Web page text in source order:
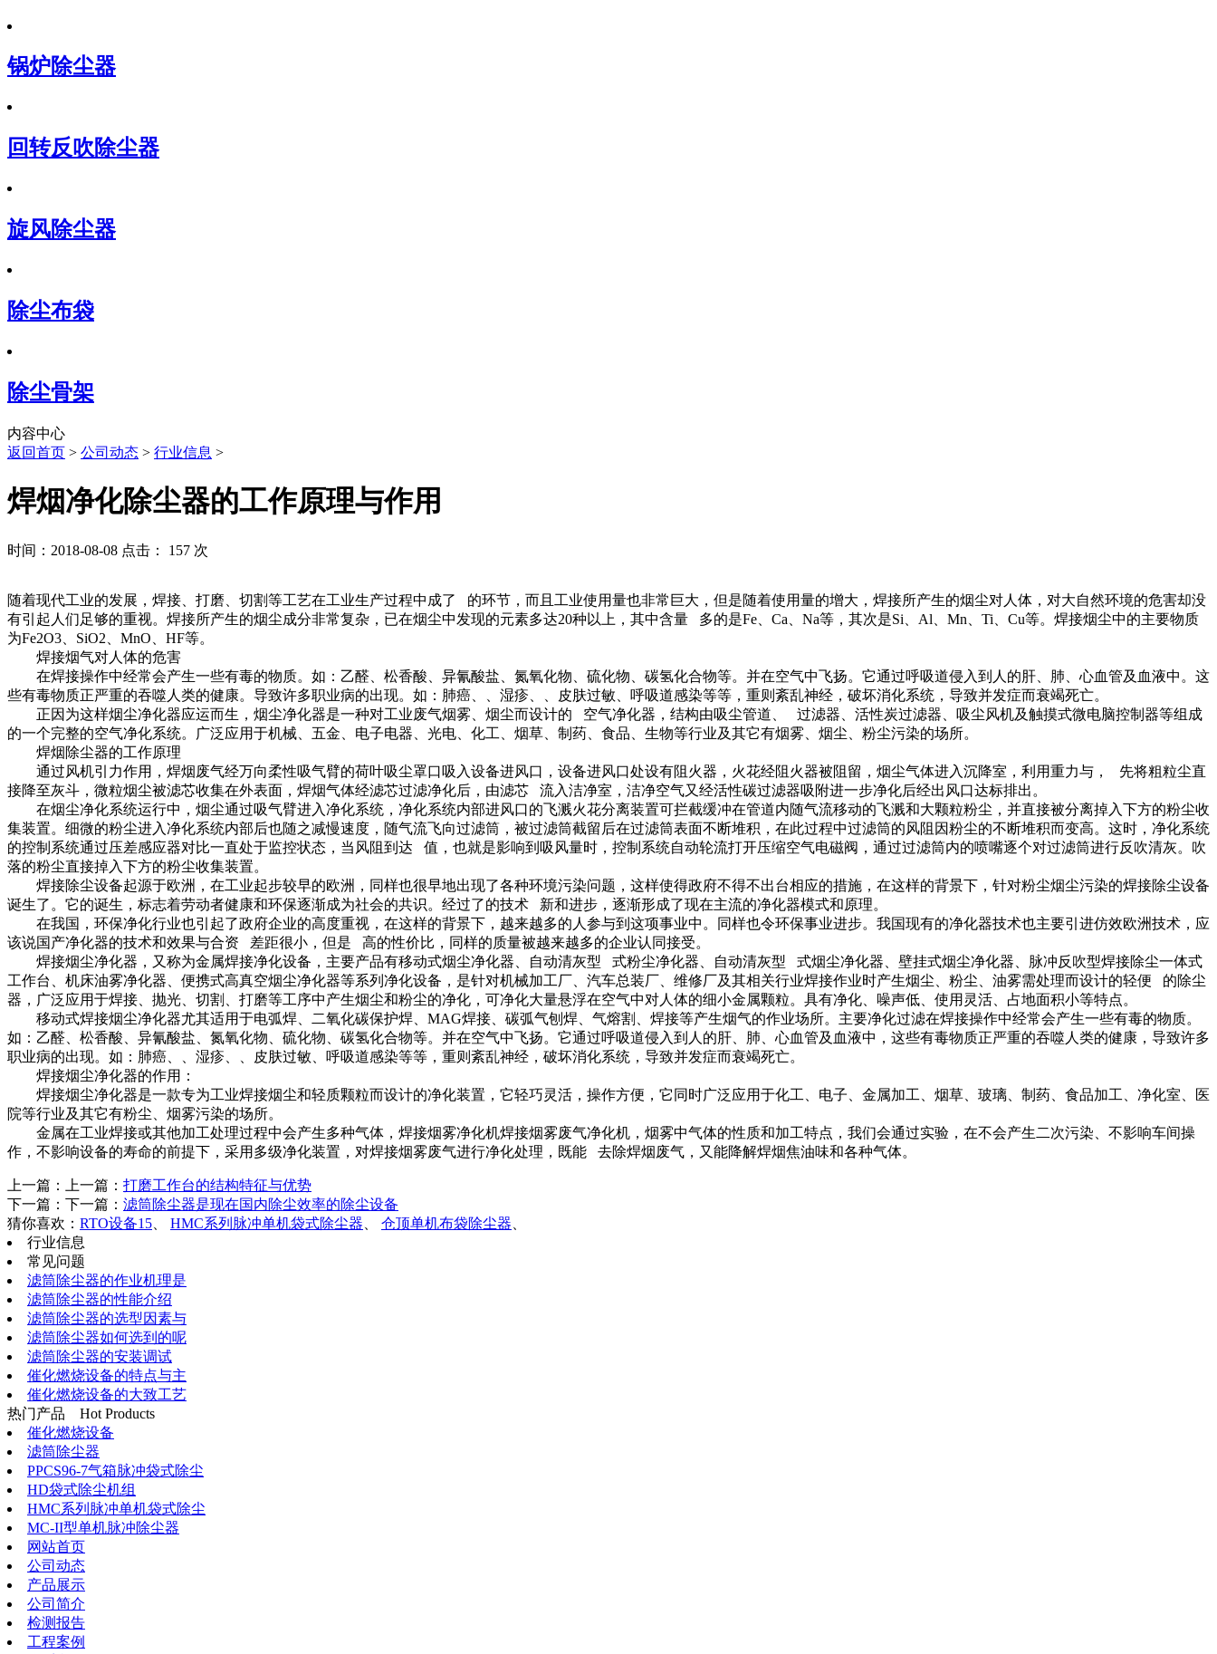
锅炉除尘器
回转反吹除尘器
旋风除尘器
除尘布袋
除尘骨架
内容中心
返回首页 > 公司动态 > 行业信息 >
焊烟净化除尘器的工作原理与作用
时间：2018-08-08 点击： 157 次
随着现代工业的发展，焊接、打磨、切割等工艺在工业生产过程中成了 的环节，而且工业使用量也非常巨大，但是随着使用量的增大，焊接所产生的烟尘对人体，对大自然环境的危害却没
有引起人们足够的重视。焊接所产生的烟尘成分非常复杂，已在烟尘中发现的元素多达20种以上，其中含量 多的是Fe、Ca、Na等，其次是Si、Al、Mn、Ti、Cu等。焊接烟尘中的主要物质
为Fe2O3、SiO2、MnO、HF等。
焊接烟气对人体的危害
在焊接操作中经常会产生一些有毒的物质。如：乙醛、松香酸、异氰酸盐、氮氧化物、硫化物、碳氢化合物等。并在空气中飞扬。它通过呼吸道侵入到人的肝、肺、心血管及血液中。这
些有毒物质正严重的吞噬人类的健康。导致许多职业病的出现。如：肺癌、、湿疹、、皮肤过敏、呼吸道感染等等，重则紊乱神经，破坏消化系统，导致并发症而衰竭死亡。
正因为这样烟尘净化器应运而生，烟尘净化器是一种对工业废气烟雾、烟尘而设计的 空气净化器，结构由吸尘管道、 过滤器、活性炭过滤器、吸尘风机及触摸式微电脑控制器等组成
的一个完整的空气净化系统。广泛应用于机械、五金、电子电器、光电、化工、烟草、制药、食品、生物等行业及其它有烟雾、烟尘、粉尘污染的场所。
焊烟除尘器的工作原理
通过风机引力作用，焊烟废气经万向柔性吸气臂的荷叶吸尘罩口吸入设备进风口，设备进风口处设有阻火器，火花经阻火器被阻留，烟尘气体进入沉降室，利用重力与， 先将粗粒尘直
接降至灰斗，微粒烟尘被滤芯收集在外表面，焊烟气体经滤芯过滤净化后，由滤芯 流入洁净室，洁净空气又经活性碳过滤器吸附进一步净化后经出风口达标排出。
在烟尘净化系统运行中，烟尘通过吸气臂进入净化系统，净化系统内部进风口的飞溅火花分离装置可拦截缓冲在管道内随气流移动的飞溅和大颗粒粉尘，并直接被分离掉入下方的粉尘收
集装置。细微的粉尘进入净化系统内部后也随之减慢速度，随气流飞向过滤筒，被过滤筒截留后在过滤筒表面不断堆积，在此过程中过滤筒的风阻因粉尘的不断堆积而变高。这时，净化系统
的控制系统通过压差感应器对比一直处于监控状态，当风阻到达 值，也就是影响到吸风量时，控制系统自动轮流打开压缩空气电磁阀，通过过滤筒内的喷嘴逐个对过滤筒进行反吹清灰。吹
落的粉尘直接掉入下方的粉尘收集装置。
焊接除尘设备起源于欧洲，在工业起步较早的欧洲，同样也很早地出现了各种环境污染问题，这样使得政府不得不出台相应的措施，在这样的背景下，针对粉尘烟尘污染的焊接除尘设备
诞生了。它的诞生，标志着劳动者健康和环保逐渐成为社会的共识。经过了的技术 新和进步，逐渐形成了现在主流的净化器模式和原理。
在我国，环保净化行业也引起了政府企业的高度重视，在这样的背景下，越来越多的人参与到这项事业中。同样也令环保事业进步。我国现有的净化器技术也主要引进仿效欧洲技术，应
该说国产净化器的技术和效果与合资 差距很小，但是 高的性价比，同样的质量被越来越多的企业认同接受。
焊接烟尘净化器，又称为金属焊接净化设备，主要产品有移动式烟尘净化器、自动清灰型 式粉尘净化器、自动清灰型 式烟尘净化器、壁挂式烟尘净化器、脉冲反吹型焊接除尘一体式
工作台、机床油雾净化器、便携式高真空烟尘净化器等系列净化设备，是针对机械加工厂、汽车总装厂、维修厂及其相关行业焊接作业时产生烟尘、粉尘、油雾需处理而设计的轻便 的除尘
器，广泛应用于焊接、抛光、切割、打磨等工序中产生烟尘和粉尘的净化，可净化大量悬浮在空气中对人体的细小金属颗粒。具有净化、噪声低、使用灵活、占地面积小等特点。
移动式焊接烟尘净化器尤其适用于电弧焊、二氧化碳保护焊、MAG焊接、碳弧气刨焊、气熔割、焊接等产生烟气的作业场所。主要净化过滤在焊接操作中经常会产生一些有毒的物质。
如：乙醛、松香酸、异氰酸盐、氮氧化物、硫化物、碳氢化合物等。并在空气中飞扬。它通过呼吸道侵入到人的肝、肺、心血管及血液中，这些有毒物质正严重的吞噬人类的健康，导致许多
职业病的出现。如：肺癌、、湿疹、、皮肤过敏、呼吸道感染等等，重则紊乱神经，破坏消化系统，导致并发症而衰竭死亡。
焊接烟尘净化器的作用：
焊接烟尘净化器是一款专为工业焊接烟尘和轻质颗粒而设计的净化装置，它轻巧灵活，操作方便，它同时广泛应用于化工、电子、金属加工、烟草、玻璃、制药、食品加工、净化室、医
院等行业及其它有粉尘、烟雾污染的场所。
金属在工业焊接或其他加工处理过程中会产生多种气体，焊接烟雾净化机焊接烟雾废气净化机，烟雾中气体的性质和加工特点，我们会通过实验，在不会产生二次污染、不影响车间操
作，不影响设备的寿命的前提下，采用多级净化装置，对焊接烟雾废气进行净化处理，既能 去除焊烟废气，又能降解焊烟焦油味和各种气体。
上一篇：上一篇： 打磨工作台的结构特征与优势
下一篇：下一篇： 滤筒除尘器是现在国内除尘效率的除尘设备
猜你喜欢： RTO设备15 HMC系列脉冲单机袋式除尘器 仓顶单机布袋除尘器
行业信息
常见问题
滤筒除尘器的作业机理是
滤筒除尘器的性能介绍
滤筒除尘器的选型因素与
滤筒除尘器如何选到的呢
滤筒除尘器的安装调试
催化燃烧设备的特点与主
催化燃烧设备的大致工艺
热门产品
Hot Products
催化燃烧设备
滤筒除尘器
PPCS96-7气箱脉冲袋式除尘
HD袋式除尘机组
HMC系列脉冲单机袋式除尘
MC-II型单机脉冲除尘器
网站首页
公司动态
产品展示
公司简介
检测报告
工程案例